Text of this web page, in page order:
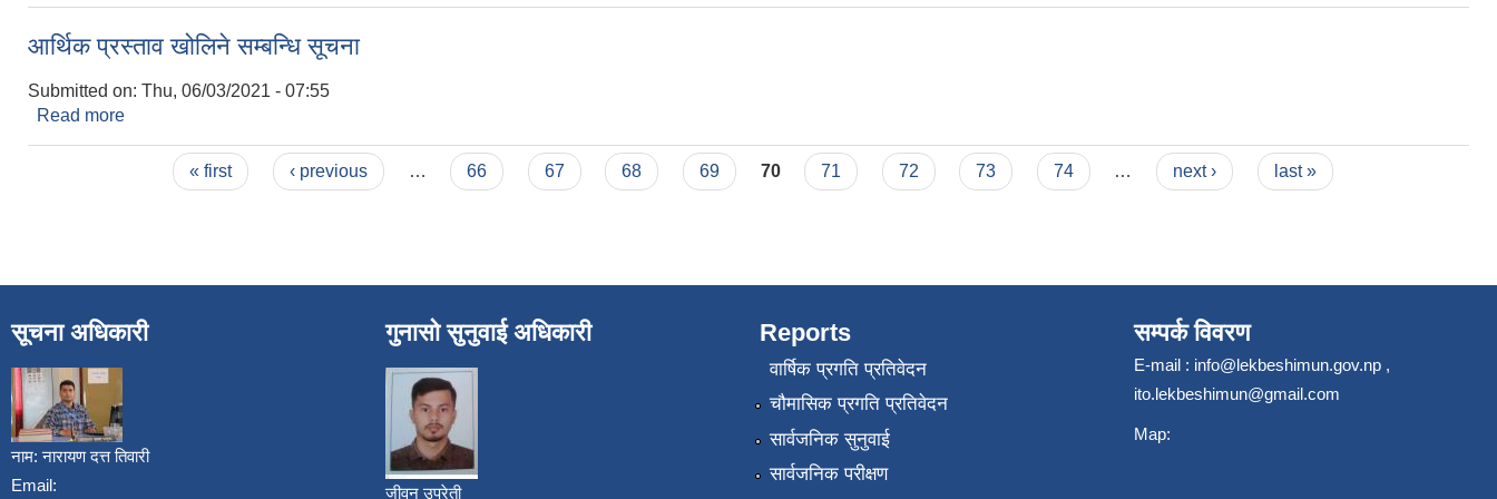
आर्थिक प्रस्ताव खोलिने सम्बन्धि सूचना
Submitted on: Thu, 06/03/2021 - 07:55
Read more
« first ‹ previous … 66 67 68 69 70 71 72 73 74 … next › last »
सूचना अधिकारी
नाम:नारायण दत्त तिवारी
Email:
गुनासो सुनुवाई अधिकारी
जीवन उप्रेती
Reports
वार्षिक प्रगति प्रतिवेदन
चौमासिक प्रगति प्रतिवेदन
सार्वजनिक सुनुवाई
सार्वजनिक परीक्षण
सम्पर्क विवरण
E-mail : info@lekbeshimun.gov.np ,
ito.lekbeshimun@gmail.com
Map: